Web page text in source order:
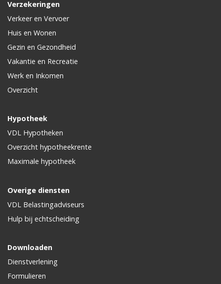
Verzekeringen
Verkeer en Vervoer
Huis en Wonen
Gezin en Gezondheid
Vakantie en Recreatie
Werk en Inkomen
Overzicht
Hypotheek
VDL Hypotheken
Overzicht hypotheekrente
Maximale hypotheek
Overige diensten
VDL Belastingadviseurs
Hulp bij echtscheiding
Downloaden
Dienstverlening
Formulieren